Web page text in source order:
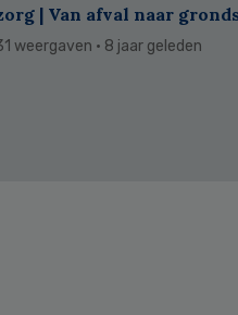
| Van afval naar
weergaven · 8 jaar geleden